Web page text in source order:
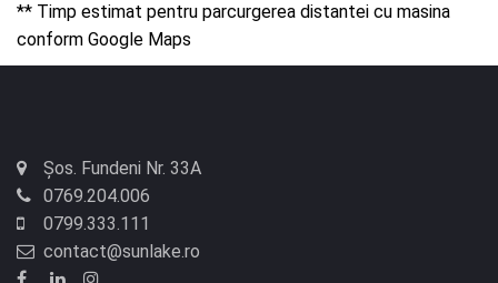
** Timp estimat pentru parcurgerea distantei cu masina
conform Google Maps
Șos. Fundeni Nr. 33A
0769.204.006
0799.333.111
contact@sunlake.ro